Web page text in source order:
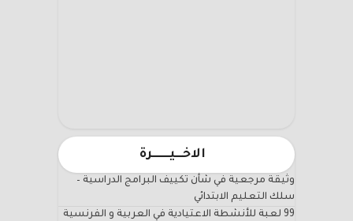
الاخـــيـــــــرة
وثيقة مرجعية في شأن تكييف البرامج الدراسية –
سلك التعليم الابتدائي
99 لعبة للأنشطة الاعتيادية في العربية و الفرنسية